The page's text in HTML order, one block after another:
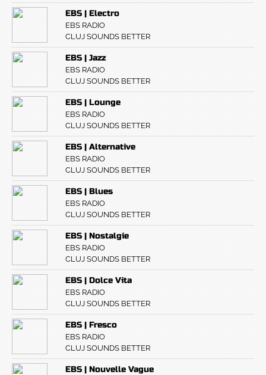
EBS | Electro
EBS RADIO
CLUJ SOUNDS BETTER
EBS | Jazz
EBS RADIO
CLUJ SOUNDS BETTER
EBS | Lounge
EBS RADIO
CLUJ SOUNDS BETTER
EBS | Alternative
EBS RADIO
CLUJ SOUNDS BETTER
EBS | Blues
EBS RADIO
CLUJ SOUNDS BETTER
EBS | Nostalgie
EBS RADIO
CLUJ SOUNDS BETTER
EBS | Dolce Vita
EBS RADIO
CLUJ SOUNDS BETTER
EBS | Fresco
EBS RADIO
CLUJ SOUNDS BETTER
EBS | Nouvelle Vague